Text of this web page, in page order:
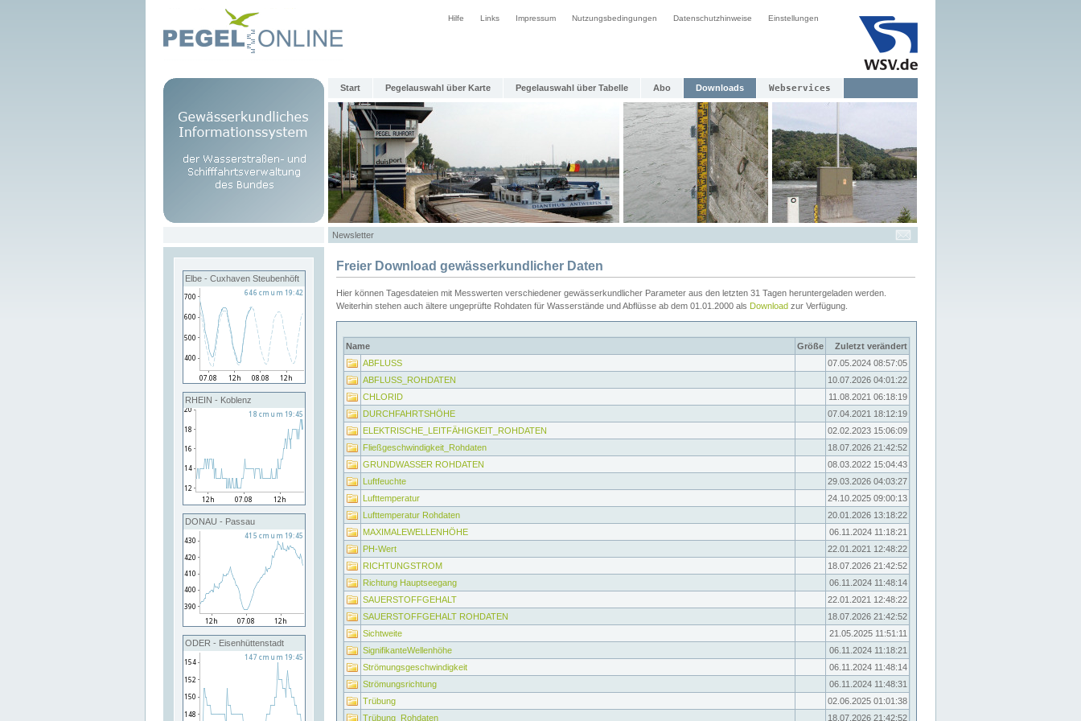
Hilfe Links Impressum Nutzungsbedingungen Datenschutzhinweise Einstellungen
Start Pegelauswahl über Karte Pegelauswahl über Tabelle Abo Downloads Webservices
Newsletter
Elbe - Cuxhaven Steubenhöft
RHEIN - Koblenz
DONAU - Passau
ODER - Eisenhüttenstadt
Freier Download gewässerkundlicher Daten
Hier können Tagesdateien mit Messwerten verschiedener gewässerkundlicher Parameter aus den letzten 31 Tagen heruntergeladen werden.
Weiterhin stehen auch ältere ungeprüfte Rohdaten für Wasserstände und Abflüsse ab dem 01.01.2000 als Download zur Verfügung.
Name Größe
Zuletzt verändert
ABFLUSS
07.05.2024 08:57:05
ABFLUSS_ROHDATEN
10.07.2026 04:01:22
CHLORID
11.08.2021 06:18:19
DURCHFAHRTSHÖHE
07.04.2021 18:12:19
ELEKTRISCHE_LEITFÄHIGKEIT_ROHDATEN
02.02.2023 15:06:09
Fließgeschwindigkeit_Rohdaten
18.07.2026 21:42:52
GRUNDWASSER ROHDATEN
08.03.2022 15:04:43
Luftfeuchte
29.03.2026 04:03:27
Lufttemperatur
24.10.2025 09:00:13
Lufttemperatur Rohdaten
20.01.2026 13:18:22
MAXIMALEWELLENHÖHE
06.11.2024 11:18:21
PH-Wert
22.01.2021 12:48:22
RICHTUNGSTROM
18.07.2026 21:42:52
Richtung Hauptseegang
06.11.2024 11:48:14
SAUERSTOFFGEHALT
22.01.2021 12:48:22
SAUERSTOFFGEHALT ROHDATEN
18.07.2026 21:42:52
Sichtweite
21.05.2025 11:51:11
SignifikanteWellenhöhe
06.11.2024 11:18:21
Strömungsgeschwindigkeit
06.11.2024 11:48:14
Strömungsrichtung
06.11.2024 11:48:31
Trübung
02.06.2025 01:01:38
Trübung_Rohdaten
18.07.2026 21:42:52